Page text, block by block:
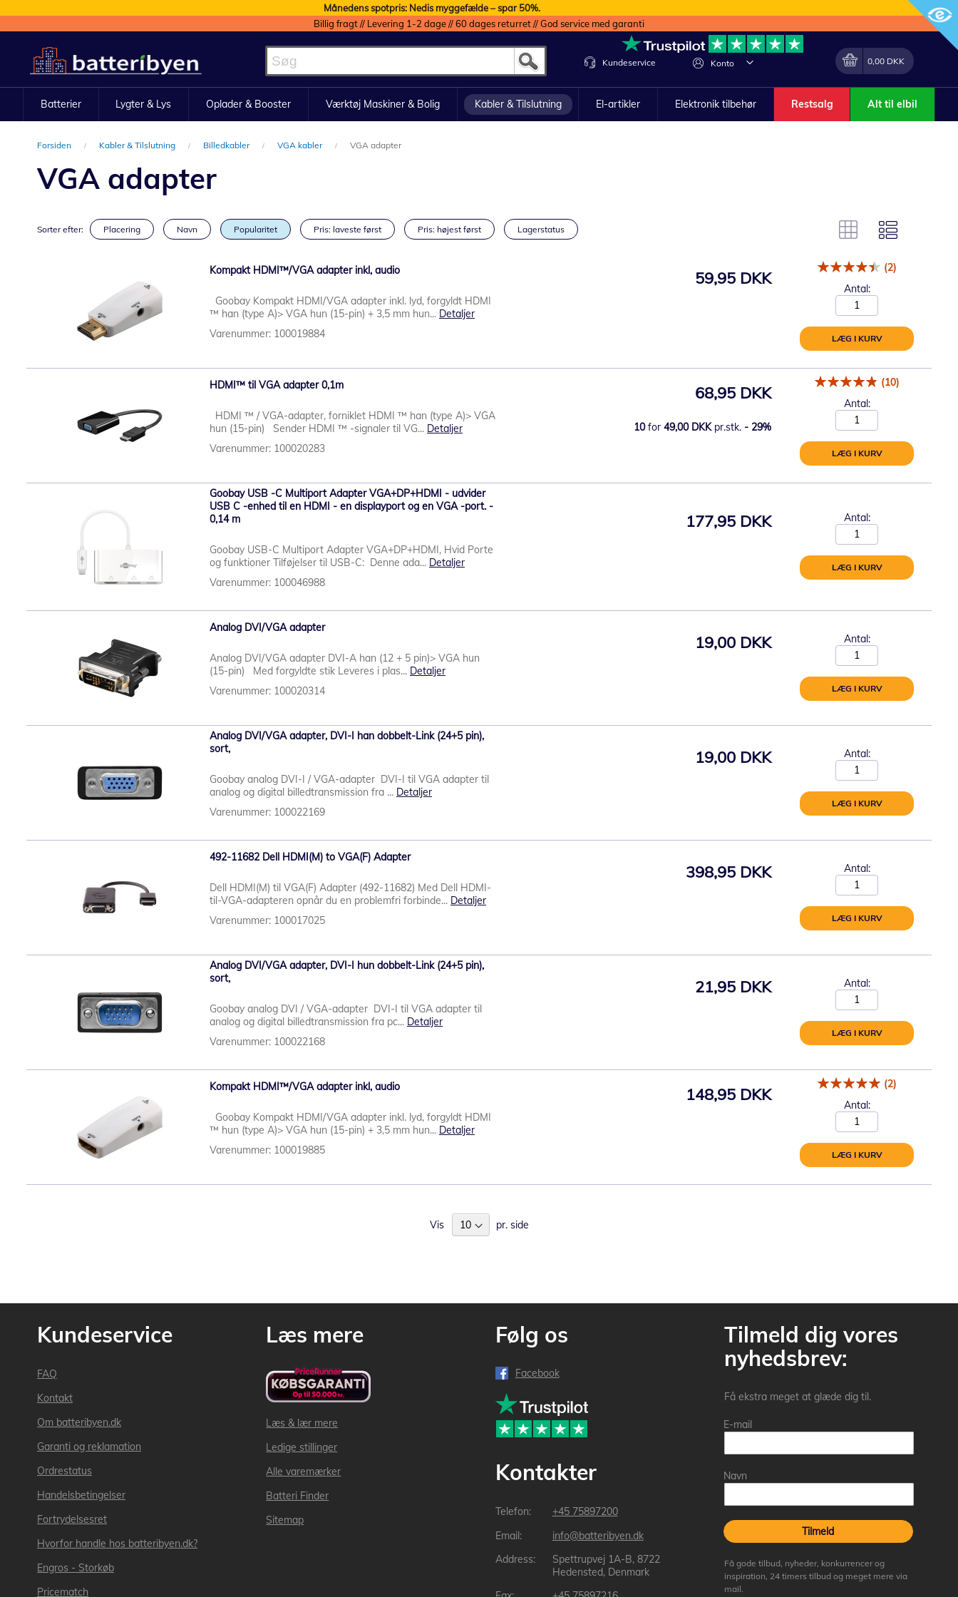
Månedens spotpris: Nedis myggefælde – spar 50%.
Billig fragt // Levering 1-2 dage // 60 dages returret // God service med garanti
to
Content
Konto
Lave
Min indkøbskurv
0,00 DKK
Kundeservice
Batterier Lygter & Lys Oplader & Booster Værktøj Maskiner & Bolig Kabler & Tilslutning El-artikler Elektronik tilbehør Restsalg Alt til elbil
Forsiden Kabler & Tilslutning Billedkabler VGA kabler VGA adapter
VGA adapter
Sorter efter: Placering Navn Popularitet Pris: laveste først Pris: højest først Lagerstatus
Kompakt HDMI™/VGA adapter inkl, audio
Goobay Kompakt HDMI/VGA adapter inkl. lyd, forgyldt HDMI
™ han (type A)> VGA hun (15-pin) + 3,5 mm hun... Detaljer
Varenummer: 100019884
59,95 DKK
(2)
Antal:
LÆG I KURV
HDMI™ til VGA adapter 0,1m
HDMI ™ / VGA-adapter, forniklet HDMI ™ han (type A)> VGA
hun (15-pin) Sender HDMI ™ -signaler til VG... Detaljer
Varenummer: 100020283
68,95 DKK
10for 49,00 DKK pr.stk. - 29%
(10)
Antal:
LÆG I KURV
Goobay USB -C Multiport Adapter VGA+DP+HDMI - udvider
USB C -enhed til en HDMI - en displayport og en VGA -port. -
0,14 m
Goobay USB-C Multiport Adapter VGA+DP+HDMI, Hvid Porte
og funktioner Tilføjelser til USB-C: Denne ada... Detaljer
Varenummer: 100046988
177,95 DKK Antal:
LÆG I KURV
Analog DVI/VGA adapter
Analog DVI/VGA adapter DVI-A han (12 + 5 pin)> VGA hun
(15-pin) Med forgyldte stik Leveres i plas... Detaljer
Varenummer: 100020314
19,00 DKK Antal:
LÆG I KURV
Analog DVI/VGA adapter, DVI-I han dobbelt-Link (24+5 pin),
sort,
Goobay analog DVI-I / VGA-adapter DVI-I til VGA adapter til
analog og digital billedtransmission fra ... Detaljer
Varenummer: 100022169
19,00 DKK Antal:
LÆG I KURV
492-11682 Dell HDMI(M) to VGA(F) Adapter
Dell HDMI(M) til VGA(F) Adapter (492-11682) Med Dell HDMI-
til-VGA-adapteren opnår du en problemfri forbinde... Detaljer
Varenummer: 100017025
398,95 DKK Antal:
LÆG I KURV
Analog DVI/VGA adapter, DVI-I hun dobbelt-Link (24+5 pin),
sort,
Goobay analog DVI / VGA-adapter DVI-I til VGA adapter til
analog og digital billedtransmission fra pc... Detaljer
Varenummer: 100022168
21,95 DKK Antal:
LÆG I KURV
Kompakt HDMI™/VGA adapter inkl, audio
Goobay Kompakt HDMI/VGA adapter inkl. lyd, forgyldt HDMI
™ hun (type A)> VGA hun (15-pin) + 3,5 mm hun... Detaljer
Varenummer: 100019885
148,95 DKK
(2)
Antal:
LÆG I KURV
Vis pr. side
Kundeservice
FAQ
Kontakt
Om batteribyen.dk
Garanti og reklamation
Ordrestatus
Handelsbetingelser
Fortrydelsesret
Hvorfor handle hos batteribyen.dk?
Engros - Storkøb
Pricematch
Læs mere
Læs & lær mere
Ledige stillinger
Alle varemærker
Batteri Finder
Sitemap
Følg os
Facebook
Kontakter
+45 75897200
info@batteribyen.dk
Spettrupvej 1A-B, 8722
Hedensted, Denmark
Tilmeld dig vores
nyhedsbrev:
Få ekstra meget at glæde dig til.
E-mail
Navn
Tilmeld
Få gode tilbud, nyheder, konkurrencer og
inspiration, 24 timers tilbud og meget mere via
mail.